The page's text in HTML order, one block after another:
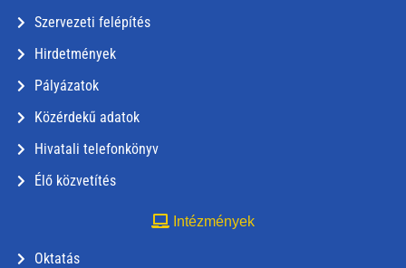
Szervezeti felépítés
Hirdetmények
Pályázatok
Közérdekű adatok
Hivatali telefonkönyv
Élő közvetítés
Intézmények
Oktatás